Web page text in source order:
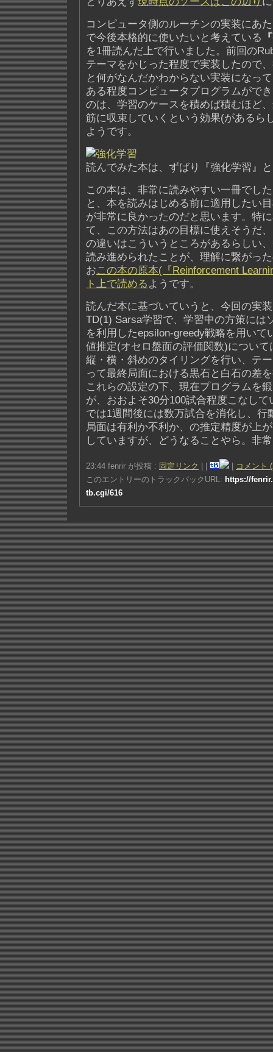
コンピュータ側のルーチンの実装にあ
で今後本格的に使いたいと考えている
を1冊読んだ上で行いました。前回の
テーマをかじった程度で実装したので
と何がなんだかわからない実装になっ
ある程度コンピュータプログラムがで
のは、学習のケースを積めば積むほど
筋に収束していくという効果(があるら
ようです。
読んでみた本は、ずばり『強化学習』
この本は、非常に読みやすい一冊でし
と、本を読みはじめる前に適用したい
が非常に良かったのだと思います。特
て、この方法はあの目標に使えそうだ
の違いはこういうところがあるらしい
読み進められたことが、理解に繋がっ
おこの本の原本(『Reinforcement
ト上で読める ようです。
読んだ本に基づいていうと、今回の実
TD(1) Sarsa学習で、学習中の方策には
を利用したepsilon-greedy戦略を用いて
値推定(オセロ盤面の評価関数)につい
縦・横・斜めのタイリングを行い、テ
って最終局面における黒石と白石の差
これらの設定の下、現在プログラムを
が、おおよそ30分100試合程度こなし
では1週間後には数万試合を消化し、行
局面は有利か不利か、の推定精度が上
していますが、どうなることやら。非
23:44 fenrir が投稿 : 固定リンク
コメント
このエントリーのトラックバックURL: https://
tb.cgi/616